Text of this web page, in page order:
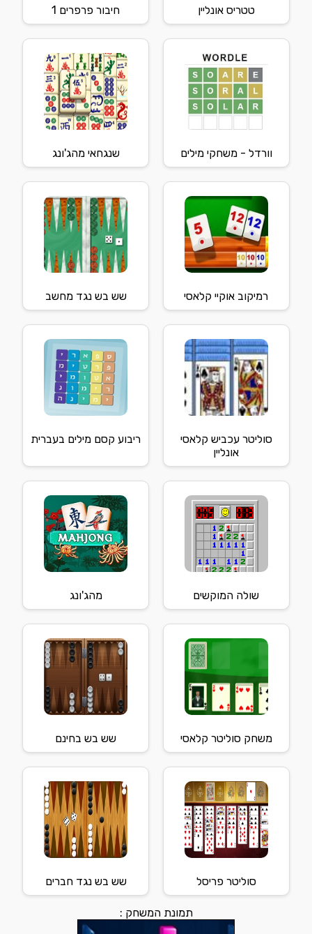
טטריס אונליין חיבור פרפרים 1
וורדל - משחקי מילים שנגחאי מהג'ונג
רמיקוב אוקיי קלאסי שש בש נגד מחשב
סוליטר עכביש קלאסי
אונליין
ריבוע קסם מילים בעברית
שולה המוקשים מהג'ונג
משחק סוליטר קלאסי שש בש בחינם
סוליטר פריסל שש בש נגד חברים
תמונת המשחק :